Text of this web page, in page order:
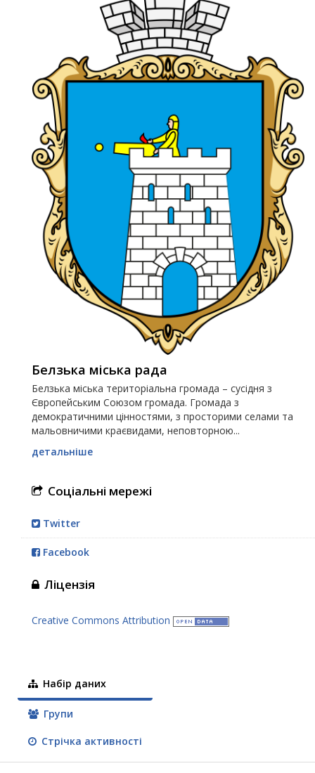
Белзька міська рада
Белзька міська територіальна громада – сусідня з
Європейським Союзом громада. Громада з
демократичними цінностями, з просторими селами та
мальовничими краєвидами, неповторною...
детальніше
Соціальні мережі
Twitter
Facebook
Ліцензія
Creative Commons Attribution
Набір даних
Групи
Стрічка активності